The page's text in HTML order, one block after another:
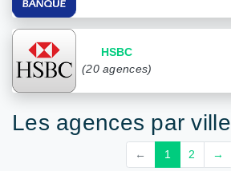
HSBC
(20 agences)
Les agences par ville
← 1 2 →